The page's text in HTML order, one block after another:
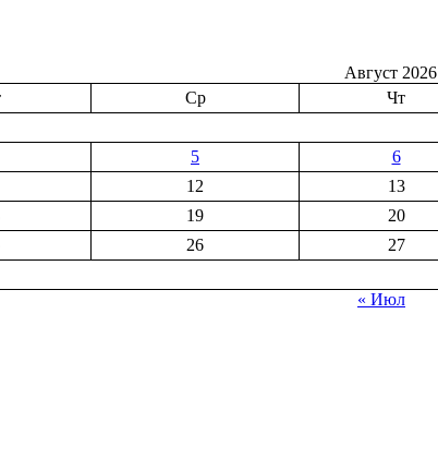
Август 2026
Ср Чт
5 6
12 13
19 20
26 27
« Июл